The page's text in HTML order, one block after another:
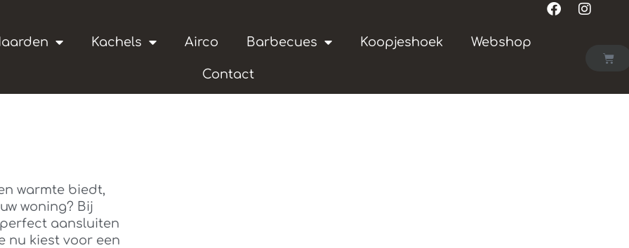
Kachels Airco Barbecues Koopjeshoek Webshop
Contact
warmte biedt,
woning? Bij
aansluiten
nu kiest voor een